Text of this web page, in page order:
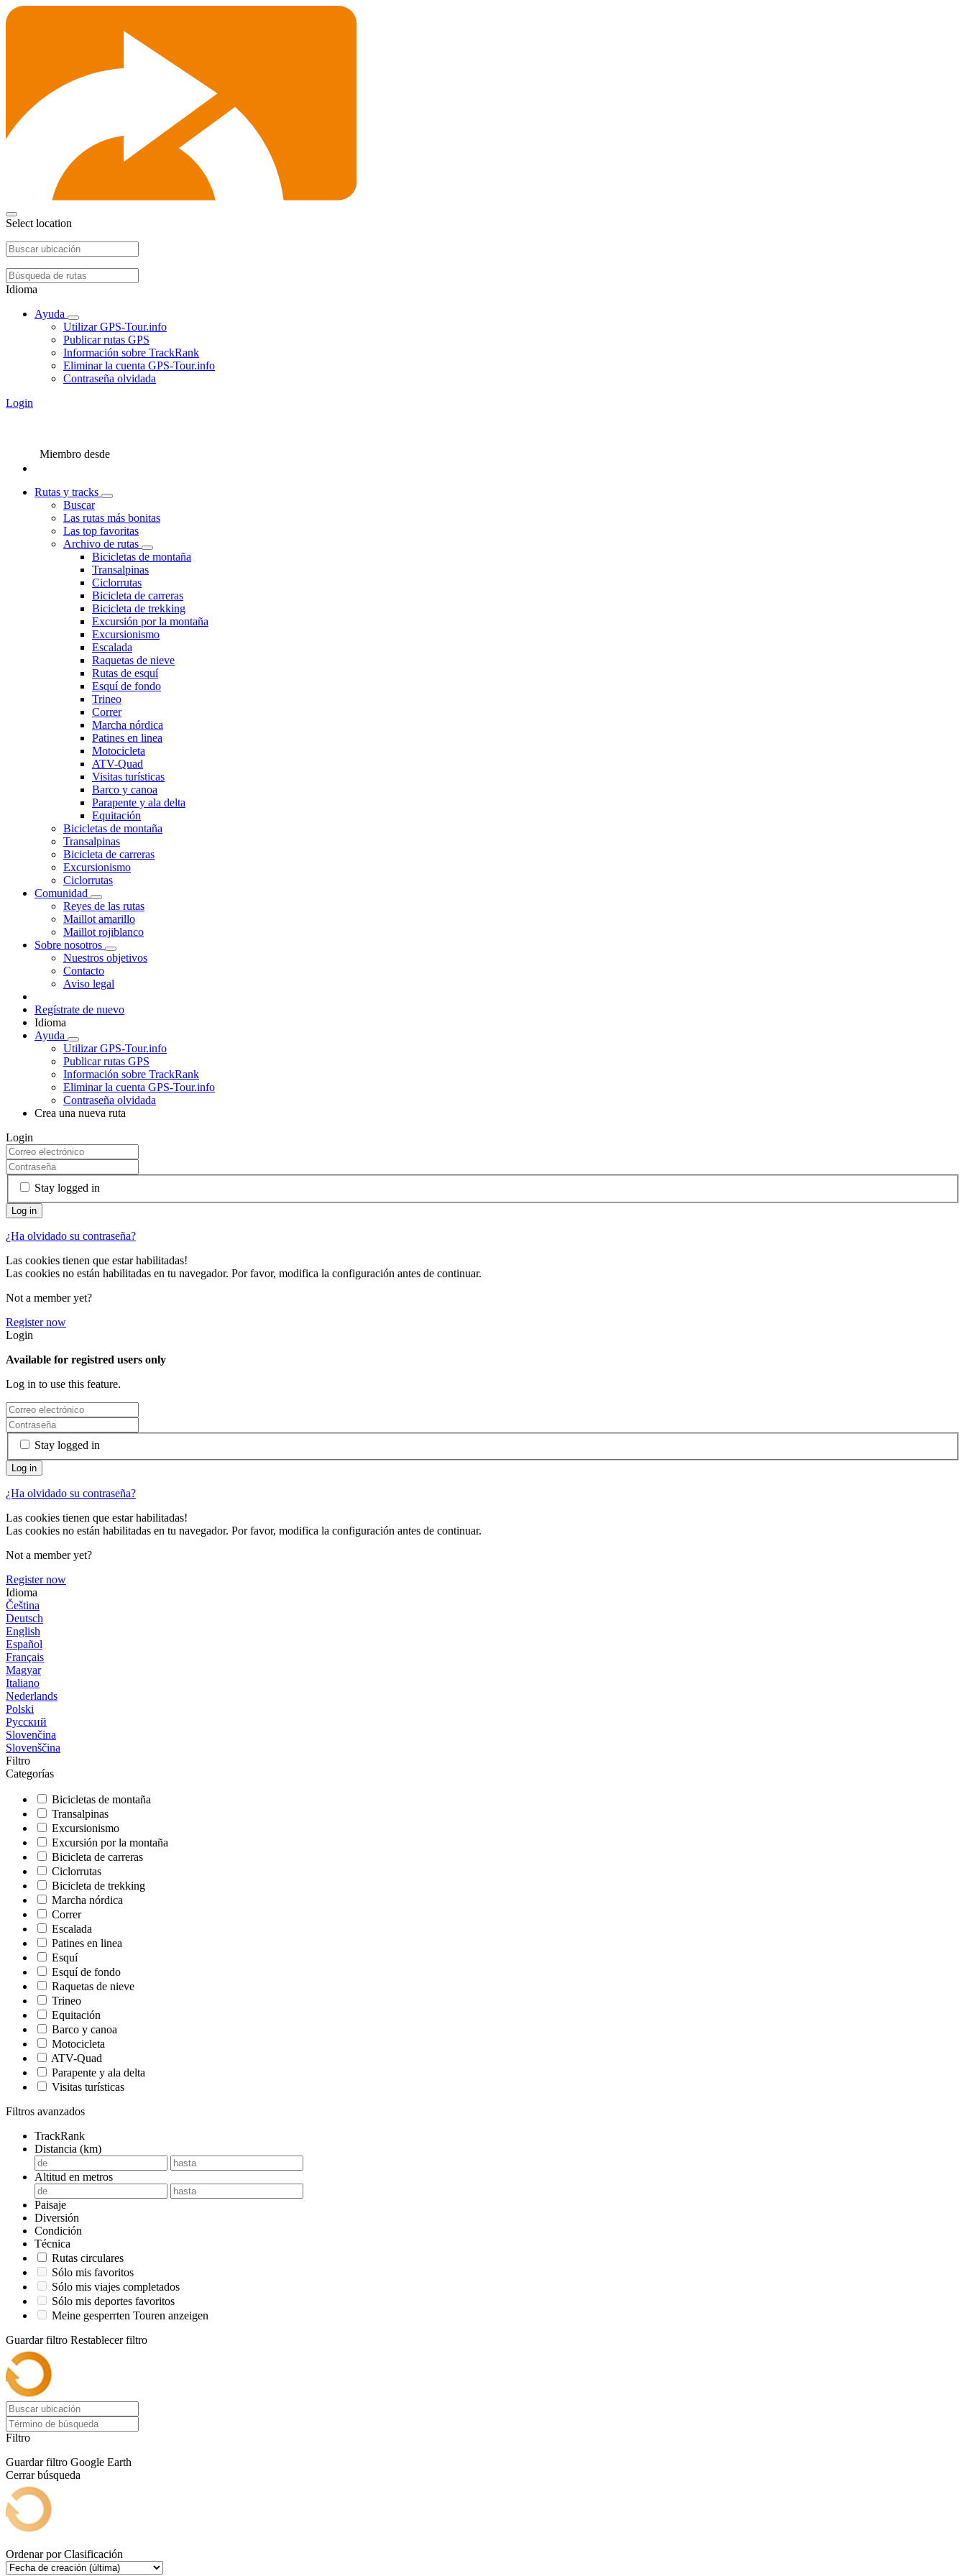
Select location
Idioma
Ayuda
Utilizar GPS-Tour.info
Publicar rutas GPS
Información sobre TrackRank
Eliminar la cuenta GPS-Tour.info
Contraseña olvidada
Login
Miembro desde
Rutas y tracks
Buscar
Las rutas más bonitas
Las top favoritas
Archivo de rutas
Bicicletas de montaña
Transalpinas
Ciclorrutas
Bicicleta de carreras
Bicicleta de trekking
Excursión por la montaña
Excursionismo
Escalada
Raquetas de nieve
Rutas de esquí
Esquí de fondo
Trineo
Correr
Marcha nórdica
Patines en linea
Motocicleta
ATV-Quad
Visitas turísticas
Barco y canoa
Parapente y ala delta
Equitación
Bicicletas de montaña
Transalpinas
Bicicleta de carreras
Excursionismo
Ciclorrutas
Comunidad
Reyes de las rutas
Maillot amarillo
Maillot rojiblanco
Sobre nosotros
Nuestros objetivos
Contacto
Aviso legal
Regístrate de nuevo
Idioma
Ayuda
Utilizar GPS-Tour.info
Publicar rutas GPS
Información sobre TrackRank
Eliminar la cuenta GPS-Tour.info
Contraseña olvidada
Crea una nueva ruta
Login
Stay logged in
¿Ha olvidado su contraseña?
Las cookies tienen que estar habilitadas!
Las cookies no están habilitadas en tu navegador. Por favor, modifica la configuración antes de continuar.
Not a member yet?
Register now
Login
Available for registred users only
Log in to use this feature.
Stay logged in
¿Ha olvidado su contraseña?
Las cookies tienen que estar habilitadas!
Las cookies no están habilitadas en tu navegador. Por favor, modifica la configuración antes de continuar.
Not a member yet?
Register now
Idioma
Čeština
Deutsch
English
Español
Français
Magyar
Italiano
Nederlands
Polski
Русский
Slovenčina
Slovenščina
Filtro
Categorías
Bicicletas de montaña
Transalpinas
Excursionismo
Excursión por la montaña
Bicicleta de carreras
Ciclorrutas
Bicicleta de trekking
Marcha nórdica
Correr
Escalada
Patines en linea
Esquí
Esquí de fondo
Raquetas de nieve
Trineo
Equitación
Barco y canoa
Motocicleta
ATV-Quad
Parapente y ala delta
Visitas turísticas
Filtros avanzados
TrackRank
Distancia (km)
Altitud en metros
Paisaje
Diversión
Condición
Técnica
Rutas circulares
Sólo mis favoritos
Sólo mis viajes completados
Sólo mis deportes favoritos
Meine gesperrten Touren anzeigen
Guardar filtro Restablecer filtro
Filtro
Guardar filtro Google Earth
Cerrar búsqueda
Ordenar por Clasificación